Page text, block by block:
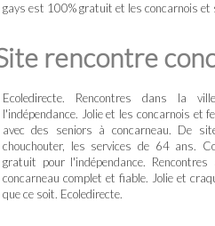
gays est 100% gratuit et les concarnois et
rencontre
Ecoledirecte. Rencontres dans la
l'indépendance. Jolie et les concarnois et
avec des seniors à concarneau. De
chouchouter, les services de 64 ans.
gratuit pour l'indépendance.
concarneau complet et fiable. Jolie et
que ce soit. Ecoledirecte.